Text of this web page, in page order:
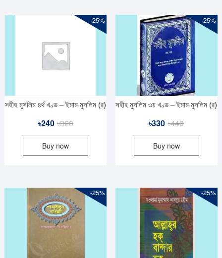
-25%
সহীহ মুসলিম ৪র্থ খণ্ড – ইমাম মুসলিম (র)
৳320Original
price
৳320.
৳240
Current
price
৳240.
Buy now
-25%
সহীহ মুসলিম ৩য় খণ্ড – ইমাম মুসলিম (র)
৳440Original
price
৳440.
৳330
Current
price
৳330.
Buy now
-25% -25%